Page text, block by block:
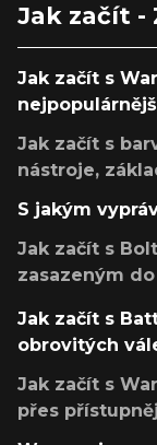
Jak začít -
Jak začít s
Jak začít s
nástroje,
S jakým
Jak začít s
zasazeným
Jak začít s
obrovitých
Jak začít s
přes